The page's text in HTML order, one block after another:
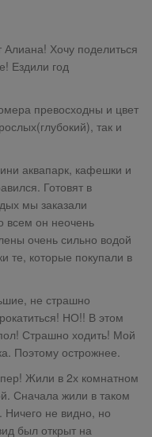
Хочу поделиться
Ездили год
превосходны и цвет
так и
аквапарк, кафешки и
Готовят в
мы заказали
всем он неочень
очень сильно водой
те, которые покупали в
не страшно
НО!! В этом
Страшно ходить! Мой
Поэтому острожнее.
Жили в 2х комнатном
Сначала жили в таком
не видно, но
был открыт на